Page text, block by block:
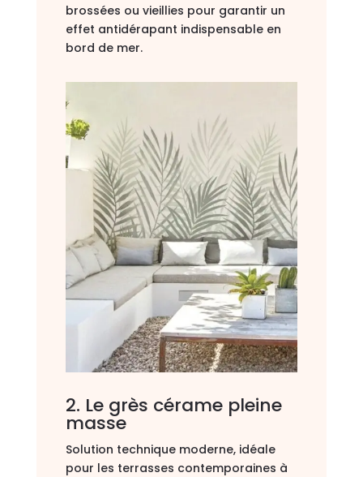
brossées ou vieillies pour garantir un
effet antidérapant indispensable en
bord de mer.
2. Le grès cérame pleine
masse
Solution technique moderne, idéale
pour les terrasses contemporaines à